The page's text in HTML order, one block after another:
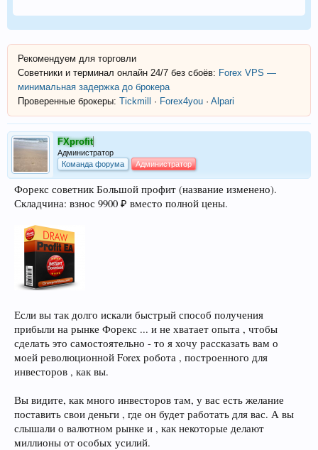
Рекомендуем для торговли
Советники и терминал онлайн 24/7 без сбоёв: Forex VPS —
минимальная задержка до брокера
Проверенные брокеры: Tickmill · Forex4you · Alpari
FXprofit
Администратор
Команда форума
Администратор
Форекс советник Большой профит (название изменено).
Складчина: взнос 9900 ₽ вместо полной цены.
Если вы так долго искали быстрый способ получения
прибыли на рынке Форекс ... и не хватает опыта , чтобы
сделать это самостоятельно - то я хочу рассказать вам о
моей революционной Forex робота , построенного для
инвесторов , как вы.
Вы видите, как много инвесторов там, у вас есть желание
поставить свои деньги , где он будет работать для вас. А вы
слышали о валютном рынке и , как некоторые делают
миллионы от особых усилий.